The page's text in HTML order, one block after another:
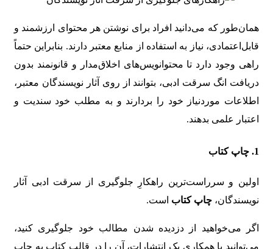
همان‌طور که می‌دانید افراد برای نوشتن هر محتوای ارزشمند و
قابل‌اعتمادی، نیاز به استفاده از منابع معتبر دارند. بنابراین حتماً
راهی وجود دارد تا محتوانویس‌های اخلاق‌مدار و قانونمند بدون
دریافت انگ سرقت ادبی،‌ بتوانند از روی آثار نویسندگان معتبر،
اطلاعات موردنیاز خود را بردارند و به مطلب خود سندیت و
اعتبار علمی بدهند.
1. چاپ کتاب
اولین و سرراست‌ترین راهکارِ جلوگیری از سرقت ادبی آثار
نویسندگان، چاپ کتاب است.
اگر می‌خواهید از دزدیده شدن مطالب خود جلوگیری کنید،
می‌توانید با همکاری یک انتشارات، آن را در قالب کتاب به چاپ